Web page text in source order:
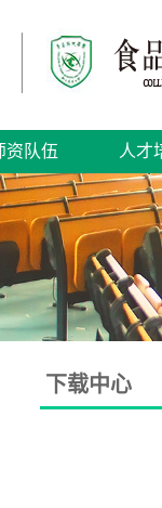
资队伍 人才
下载中心